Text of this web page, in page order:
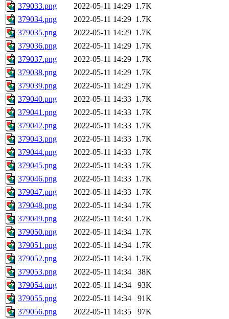
379033.png
2022-05-11 14:29 1.7K
379034.png
2022-05-11 14:29 1.7K
379035.png
2022-05-11 14:29 1.7K
379036.png
2022-05-11 14:29 1.7K
379037.png
2022-05-11 14:29 1.7K
379038.png
2022-05-11 14:29 1.7K
379039.png
2022-05-11 14:29 1.7K
379040.png
2022-05-11 14:33 1.7K
379041.png
2022-05-11 14:33 1.7K
379042.png
2022-05-11 14:33 1.7K
379043.png
2022-05-11 14:33 1.7K
379044.png
2022-05-11 14:33 1.7K
379045.png
2022-05-11 14:33 1.7K
379046.png
2022-05-11 14:33 1.7K
379047.png
2022-05-11 14:33 1.7K
379048.png
2022-05-11 14:34 1.7K
379049.png
2022-05-11 14:34 1.7K
379050.png
2022-05-11 14:34 1.7K
379051.png
2022-05-11 14:34 1.7K
379052.png
2022-05-11 14:34 1.7K
379053.png
2022-05-11 14:34
38K
379054.png
2022-05-11 14:34
93K
379055.png
2022-05-11 14:34
91K
379056.png
2022-05-11 14:35
97K